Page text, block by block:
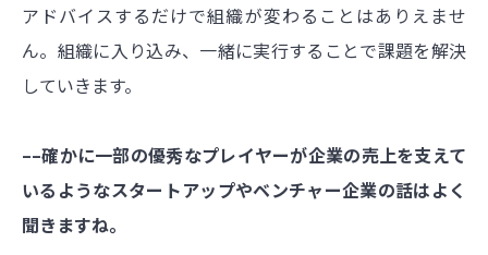
アドバイスするだけで組織が変わることはありえませ
ん。組織に入り込み、一緒に実行することで課題を解決
していきます。
––確かに一部の優秀なプレイヤーが企業の売上を支えて
いるようなスタートアップやベンチャー企業の話はよく
聞きますね。